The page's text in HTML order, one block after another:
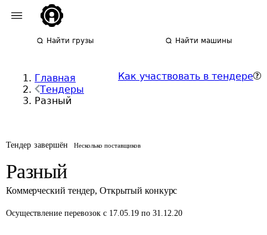
Найти грузы Найти машины
Главная
Тендеры
Разный
Как участвовать в тендере
Тендер завершён Несколько поставщиков
Разный
Коммерческий тендер, Открытый конкурс
Осуществление перевозок с 17.05.19 по 31.12.20